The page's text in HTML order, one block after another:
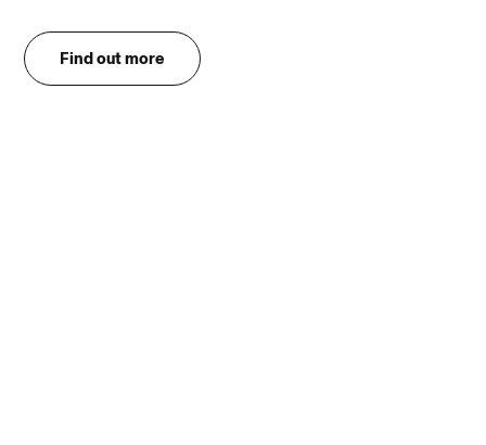
Find out more